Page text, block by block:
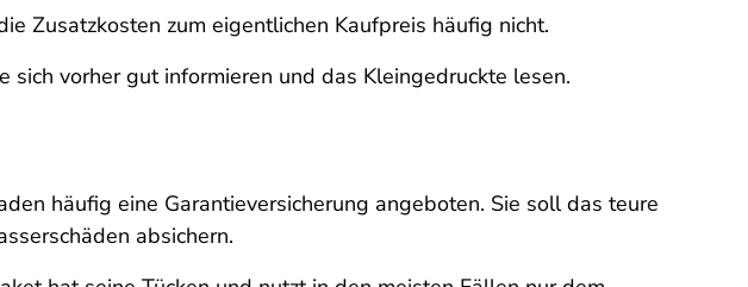
Zusatzkosten zum eigentlichen Kaufpreis häufig nicht.
vorher gut informieren und das Kleingedruckte lesen.
häufig eine Garantieversicherung angeboten. Sie soll das teure
absichern.